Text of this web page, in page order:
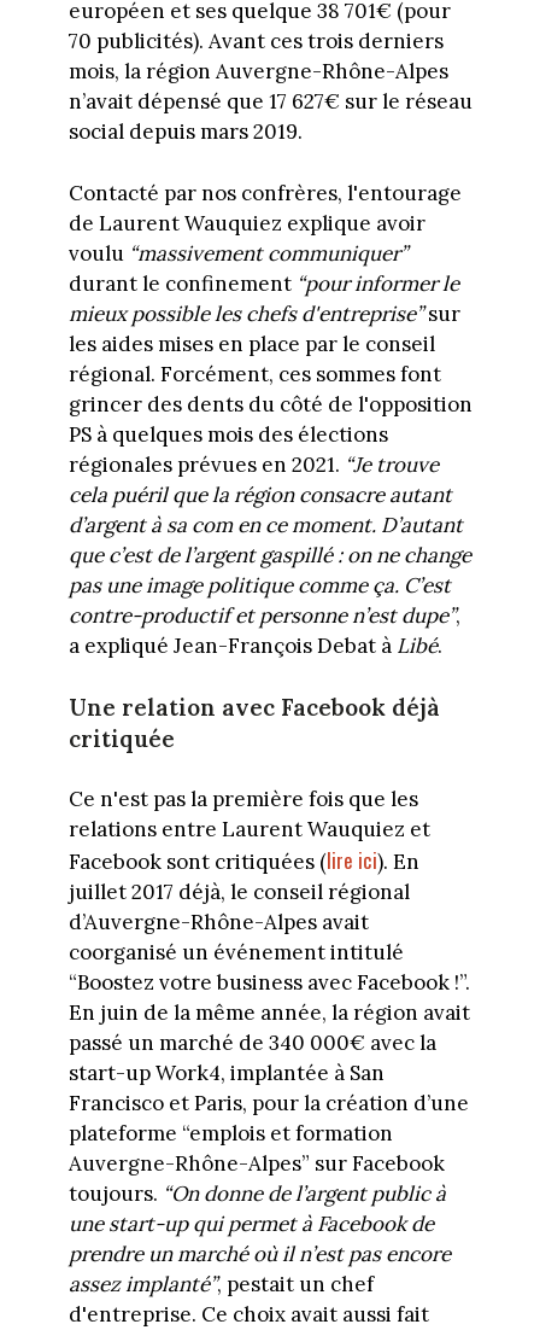
européen et ses quelque 38 701€ (pour
70 publicités). Avant ces trois derniers
mois, la région Auvergne-Rhône-Alpes
n’avait dépensé que 17 627€ sur le réseau
social depuis mars 2019.
Contacté par nos confrères, l'entourage
de Laurent Wauquiez explique avoir
voulu “massivement communiquer”
durant le confinement “pour informer le
mieux possible les chefs d'entreprise”sur
les aides mises en place par le conseil
régional. Forcément, ces sommes font
grincer des dents du côté de l'opposition
PS à quelques mois des élections
régionales prévues en 2021. “Je trouve
cela puéril que la région consacre autant
d’argent à sa com en ce moment. D’autant
que c’est de l’argent gaspillé : on ne change
pas une image politique comme ça. C’est
contre-productif et personne n’est dupe”,
a expliqué Jean-François Debat à Libé.
Une relation avec Facebook déjà
critiquée
Ce n'est pas la première fois que les
relations entre Laurent Wauquiez et
Facebook sont critiquées (lire ici). En
juillet 2017 déjà, le conseil régional
d’Auvergne-Rhône-Alpes avait
coorganisé un événement intitulé
“Boostez votre business avec Facebook !”.
En juin de la même année, la région avait
passé un marché de 340 000€ avec la
start-up Work4, implantée à San
Francisco et Paris, pour la création d’une
plateforme “emplois et formation
Auvergne-Rhône-Alpes” sur Facebook
toujours. “On donne de l’argent public à
une start-up qui permet à Facebook de
prendre un marché où il n’est pas encore
assez implanté”, pestait un chef
d'entreprise. Ce choix avait aussi fait